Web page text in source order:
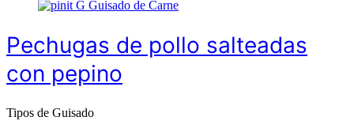
G Guisado de Carne
Pechugas de pollo salteadas
con pepino
Tipos de Guisado